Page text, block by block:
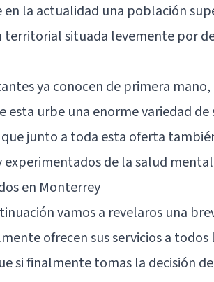
en la actualidad una población
territorial situada levemente por
ya conocen de primera
esta urbe una enorme variedad
junto a toda esta oferta
de la salud
en Monterrey
vamos a revelaros una
ofrecen sus servicios a todos
si finalmente tomas la decisión